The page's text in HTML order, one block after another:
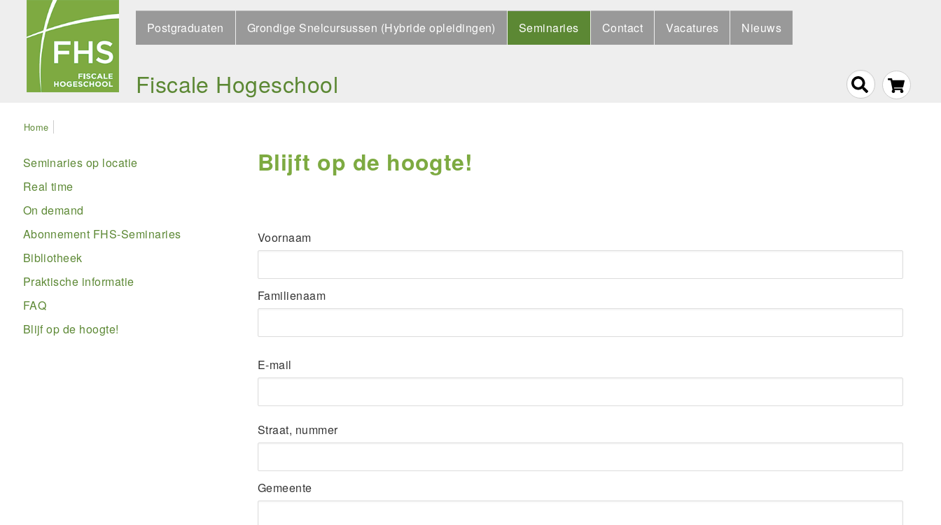
navigation
Fiscale Hogeschool
Postgraduaten Grondige Snelcursussen (Hybride opleidingen) Seminaries Contact Vacatures Nieuws
Search
Kruimelpad
Home
Blijft op de hoogte!
Naam
Voornaam
Familienaam
E-mail
Adres
Straat, nummer
Gemeente
Main
navigation
Seminaries op locatie
Real time
On demand
Abonnement FHS-Seminaries
Bibliotheek
Praktische informatie
FAQ
Blijf op de hoogte!